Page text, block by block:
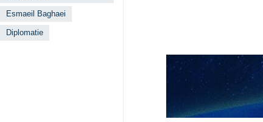
Esmaeil Baghaei
Diplomatie